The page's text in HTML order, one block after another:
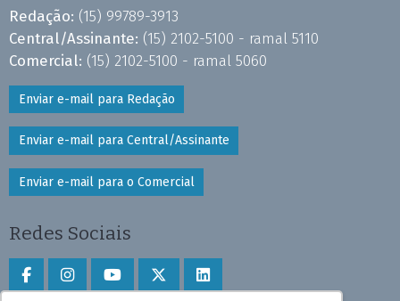
Redação: (15) 99789-3913
Central/Assinante: (15) 2102-5100 - ramal 5110
Comercial: (15) 2102-5100 - ramal 5060
Enviar e-mail para Redação
Enviar e-mail para Central/Assinante
Enviar e-mail para o Comercial
Redes Sociais